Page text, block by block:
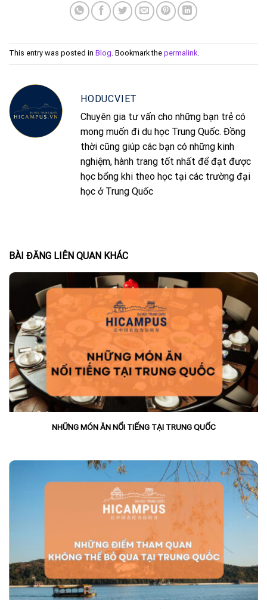
This entry was posted in Blog. Bookmark the permalink.
HODUCVIET
Chuyên gia tư vấn cho những bạn trẻ có
mong muốn đi du học Trung Quốc. Đồng
thời cũng giúp các bạn có những kinh
nghiệm, hành trang tốt nhất để đạt được
học bổng khi theo học tại các trường đại
học ở Trung Quốc
BÀI ĐĂNG LIÊN QUAN KHÁC
NHỮNG MÓN ĂN NỔI TIẾNG TẠI TRUNG QUỐC